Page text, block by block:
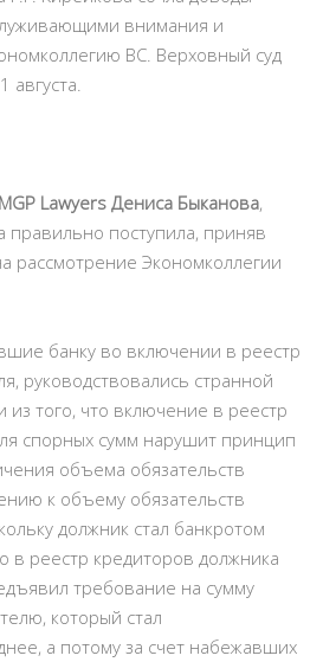
внимания и
ВС. Верховный суд
августа.
Lawyers Дениса Быканова,
правильно поступила, приняв
рассмотрение Экономколлегии
банку во включении в реестр
руководствовались странной
из того, что включение в реестр
спорных сумм нарушит принцип
объема обязательств
к объему обязательств
должник стал банкротом
в реестр кредиторов должника
требование на сумму
который стал
а потому за счет набежавших